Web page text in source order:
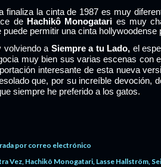
finaliza la cinta de 1987 es muy
de Hachikô Monogatari es muy
puede permitir una cinta
volviendo a Siempre a tu Lado, el
muy bien sus varias escenas con
interesante de esta nueva
que, por su increíble devoción,
siempre he preferido a los gatos.
por correo electrónico
Vez Hachikô Monogatari Lasse Hallström